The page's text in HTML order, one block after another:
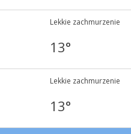
Lekkie zachmurzenie
13°
Lekkie zachmurzenie
13°